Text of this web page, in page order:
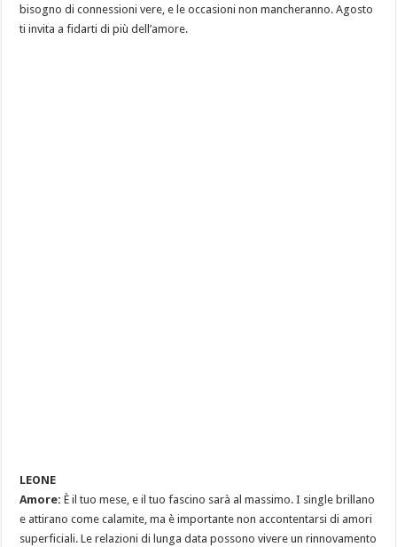
bisogno di connessioni vere, e le occasioni non mancheranno. Agosto
ti invita a fidarti di più dell’amore.
LEONE
Amore: È il tuo mese, e il tuo fascino sarà al massimo. I single brillano
e attirano come calamite, ma è importante non accontentarsi di amori
superficiali. Le relazioni di lunga data possono vivere un rinnovamento